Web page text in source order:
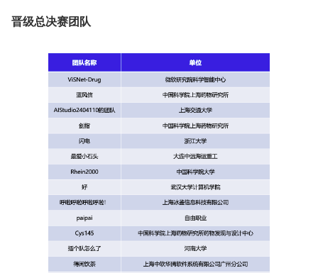
晋级总决赛团队